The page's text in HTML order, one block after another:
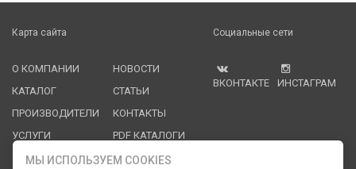
Карта сайта
О КОМПАНИИ
КАТАЛОГ
ПРОИЗВОДИТЕЛИ
УСЛУГИ
НОВОСТИ
СТАТЬИ
КОНТАКТЫ
PDF КАТАЛОГИ
ОПЛАТА И
Социальные сети
ВКОНТАКТЕ ИНСТАГРАМ
МЫ ИСПОЛЬЗУЕМ COOKIES